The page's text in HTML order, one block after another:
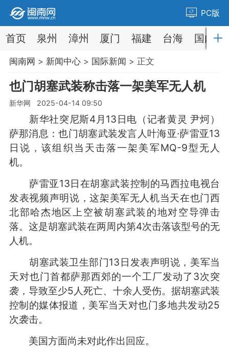
PC版
首页 泉州 漳州 厦门 福建 台海 国内
闽南网 > 新闻中心> 国际新闻 > 正文
也门胡塞武装称击落一架美军无人机
新华网 2025-04-14 09:50
新华社突尼斯4月13日电（记者黄灵 尹炣）
萨那消息：也门胡塞武装发言人叶海亚·萨雷亚13
日说，该组织当天击落一架美军MQ-9型无人
机。
萨雷亚13日在胡塞武装控制的马西拉电视台
发表视频声明说，这架美军无人机当天在也门西
北部哈杰地区上空被胡塞武装的地对空导弹击
落。这是胡塞武装在两周内第4次击落该型号的无
人机。
胡塞武装卫生部门13日发表声明说，美军当
天对也门首都萨那西郊的一个工厂发动了3次突
袭，导致至少5人死亡、十余人受伤。据胡塞武装
控制的媒体报道，美军当天对也门多地共发动25
次袭击。
美国方面尚未对此作出回应。